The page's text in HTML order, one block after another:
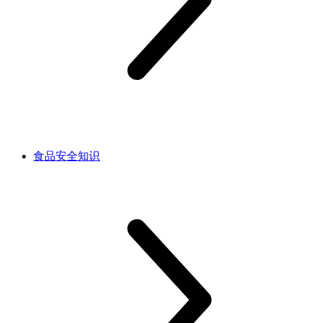
食品安全知识